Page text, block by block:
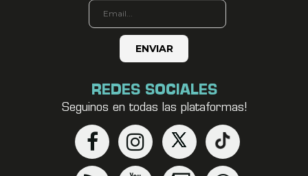
REDES SOCIALES
Seguinos en todas las plataformas!